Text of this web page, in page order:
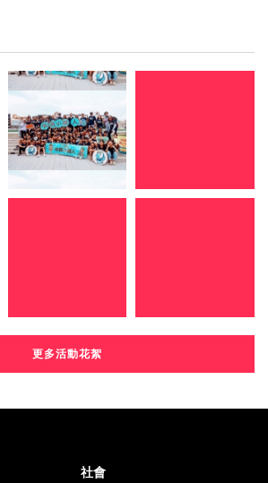
更多活動花絮
社會